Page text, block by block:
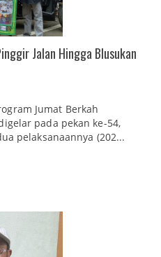
Jalan Hingga Blusukan
Jumat Berkah
pada pekan ke-54,
pelaksanaannya (202...